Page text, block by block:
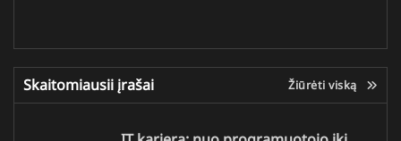
Skaitomiausii įrašai Žiūrėti viską